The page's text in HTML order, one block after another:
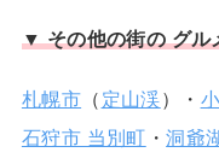
▼ その他の街の グル
札幌市 （ 定山渓）・
石狩市 当別町 ・洞爺